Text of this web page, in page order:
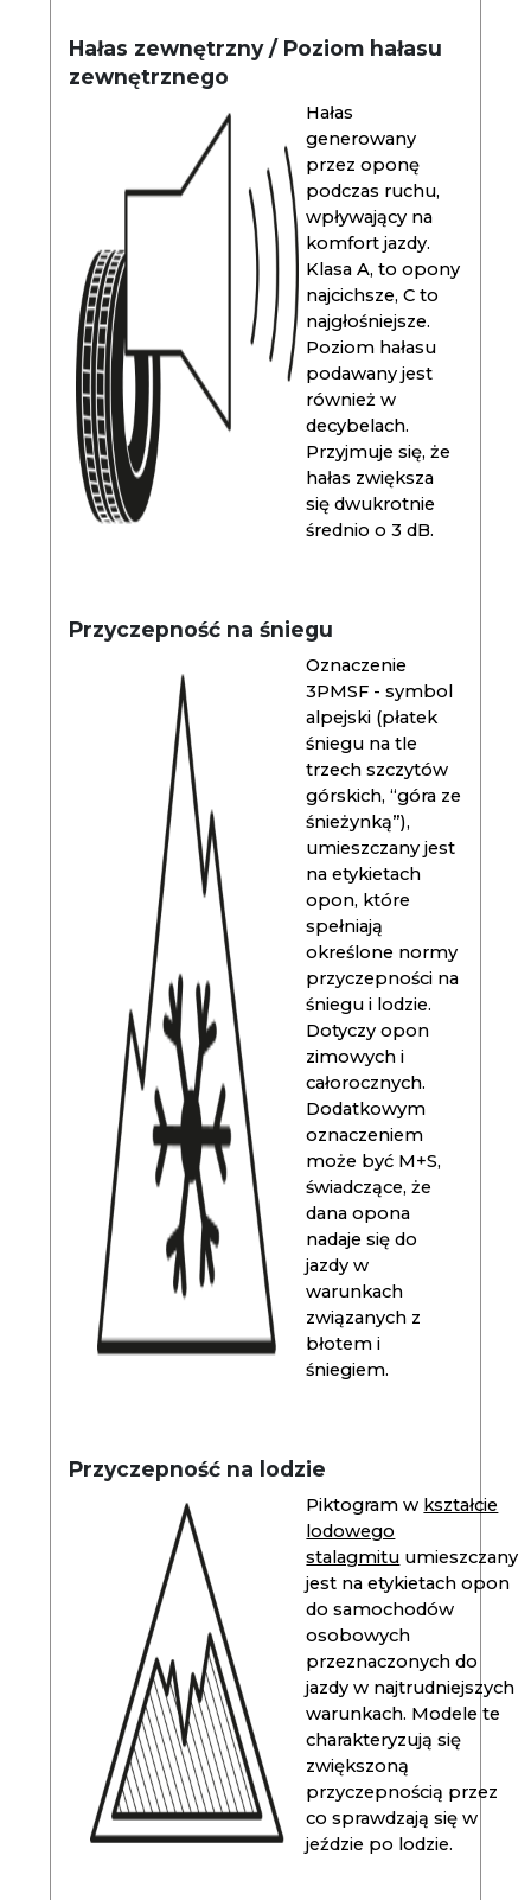
Hałas zewnętrzny / Poziom hałasu
zewnętrznego
Hałas
generowany
przez oponę
podczas ruchu,
wpływający na
komfort jazdy.
Klasa A, to opony
najcichsze, C to
najgłośniejsze.
Poziom hałasu
podawany jest
również w
decybelach.
Przyjmuje się, że
hałas zwiększa
się dwukrotnie
średnio o 3 dB.
Przyczepność na śniegu
Oznaczenie
3PMSF - symbol
alpejski (płatek
śniegu na tle
trzech szczytów
górskich, “góra ze
śnieżynką”),
umieszczany jest
na etykietach
opon, które
spełniają
określone normy
przyczepności na
śniegu i lodzie.
Dotyczy opon
zimowych i
całorocznych.
Dodatkowym
oznaczeniem
może być M+S,
świadczące, że
dana opona
nadaje się do
jazdy w
warunkach
związanych z
błotem i
śniegiem.
Przyczepność na lodzie
Piktogram w kształcie
lodowego
stalagmitu umieszczany
jest na etykietach opon
do samochodów
osobowych
przeznaczonych do
jazdy w najtrudniejszych
warunkach. Modele te
charakteryzują się
zwiększoną
przyczepnością przez
co sprawdzają się w
jeździe po lodzie.